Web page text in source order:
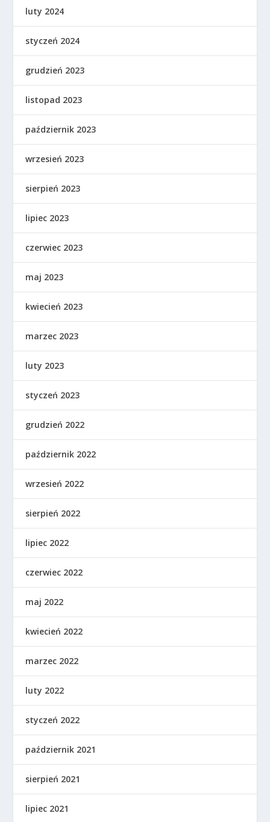
luty 2024
styczeń 2024
grudzień 2023
listopad 2023
październik 2023
wrzesień 2023
sierpień 2023
lipiec 2023
czerwiec 2023
maj 2023
kwiecień 2023
marzec 2023
luty 2023
styczeń 2023
grudzień 2022
październik 2022
wrzesień 2022
sierpień 2022
lipiec 2022
czerwiec 2022
maj 2022
kwiecień 2022
marzec 2022
luty 2022
styczeń 2022
październik 2021
sierpień 2021
lipiec 2021